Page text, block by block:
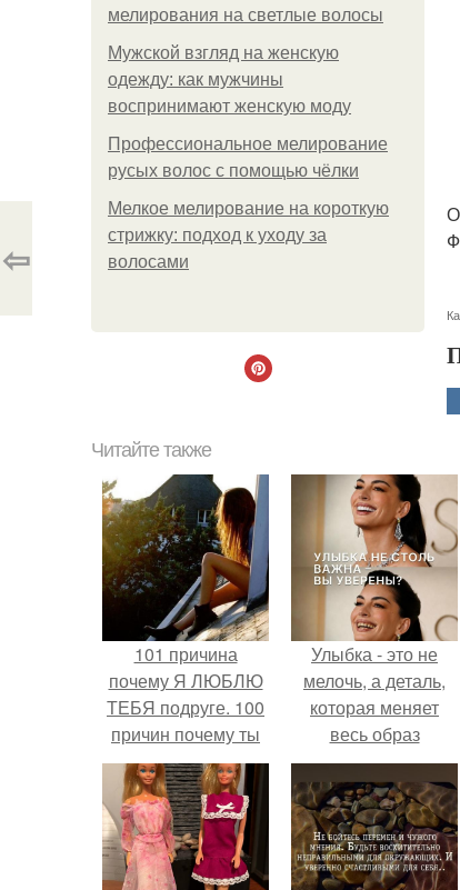
мелирования на светлые волосы
Мужской взгляд на женскую
одежду: как мужчины
воспринимают женскую моду
Профессиональное мелирование
русых волос с помощью чёлки
Мелкое мелирование на короткую
стрижку: подход к уходу за
волосами
⇦
Читайте также
101 причина
почему Я ЛЮБЛЮ
ТЕБЯ подруге. 100
причин почему ты
моя лучшая
подруга.
Улыбка - это не
мелочь, а деталь,
которая меняет
весь образ
человека.